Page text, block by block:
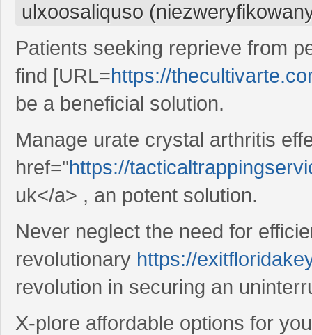
ulxoosaliquso
Patients seeking reprieve from
find [URL=https://
be a beneficial solution.
Manage urate crystal arthritis
href="https://
uk</a> , an potent solution.
Never neglect the need for
revolutionary https://
revolution in securing an
X-plore affordable options for